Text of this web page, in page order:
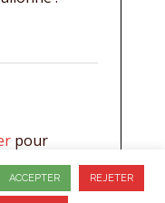
pour
ACCEPTER REJETER